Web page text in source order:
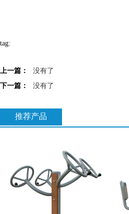
tag:
上一篇：
没有了
下一篇：
没有了
推荐产品